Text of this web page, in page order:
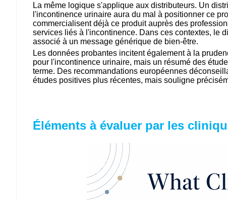
La même logique s'applique aux distributeurs. Un
l'incontinence urinaire aura du mal à positionner ce
commercialisent déjà ce produit auprès des
services liés à l'incontinence. Dans ces contextes, le
associé à un message générique de bien-être.
Les données probantes incitent également à la
pour l'incontinence urinaire, mais un résumé des
terme. Des recommandations européennes
études positives plus récentes, mais souligne
Éléments à évaluer par les